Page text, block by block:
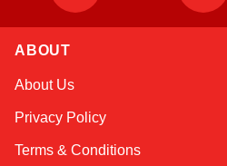
ABOUT
About Us
Privacy Policy
Terms & Conditions